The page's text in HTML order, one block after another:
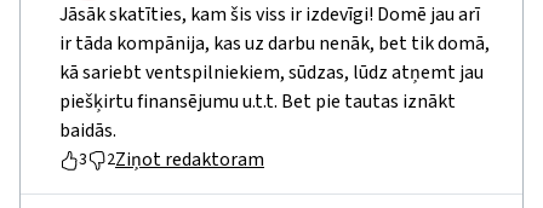
Jāsāk skatīties, kam šis viss ir izdevīgi! Domē jau arī
ir tāda kompānija, kas uz darbu nenāk, bet tik domā,
kā sariebt ventspilniekiem, sūdzas, lūdz atņemt jau
piešķirtu finansējumu u.t.t. Bet pie tautas iznākt
baidās.
3 2Ziņot redaktoram